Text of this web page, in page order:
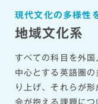
現代文化の多様性
地域文化系
すべての科目を外
中心とする英語圏
り上げ、それらが
会が抱える課題につ